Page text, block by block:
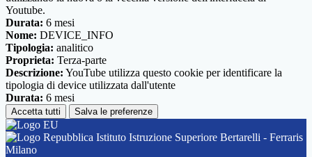
Youtube.
Durata: 6 mesi
Nome: DEVICE_INFO
Tipologia: analitico
Proprieta: Terza-parte
Descrizione: YouTube utilizza questo cookie per identificare la
tipologia di device utilizzata dall'utente
Durata: 6 mesi
Accetta tutti Salva le preferenze
Istituto Istruzione Superiore Bertarelli - Ferraris
Milano